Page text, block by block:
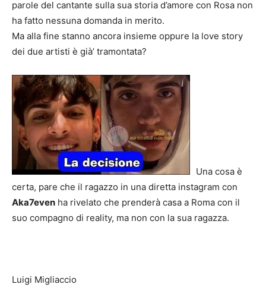
parole del cantante sulla sua storia d’amore con Rosa non
ha fatto nessuna domanda in merito.
Ma alla fine stanno ancora insieme oppure la love story
dei due artisti è già’ tramontata?
Una cosa è
certa, pare che il ragazzo in una diretta instagram con
Aka7even ha rivelato che prenderà casa a Roma con il
suo compagno di reality, ma non con la sua ragazza.
Luigi Migliaccio